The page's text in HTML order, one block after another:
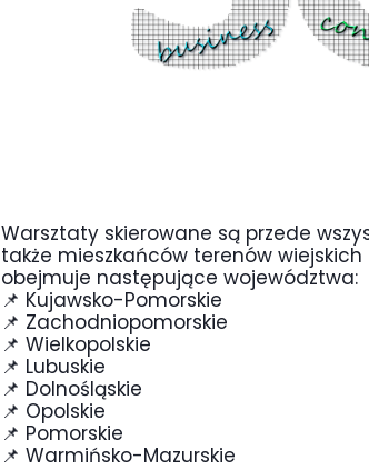
Warsztaty skierowane są przede
także mieszkańców terenów
obejmuje następujące województwa:
📌 Kujawsko-Pomorskie
📌 Zachodniopomorskie
📌 Wielkopolskie
📌 Lubuskie
📌 Dolnośląskie
📌 Opolskie
📌 Pomorskie
📌 Warmińsko-Mazurskie